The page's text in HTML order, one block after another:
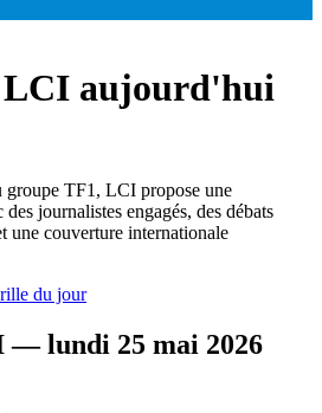
LCI aujourd'hui
TF1, LCI propose une
journalistes engagés, des débats
une couverture internationale
du jour
—lundi 25 mai 2026